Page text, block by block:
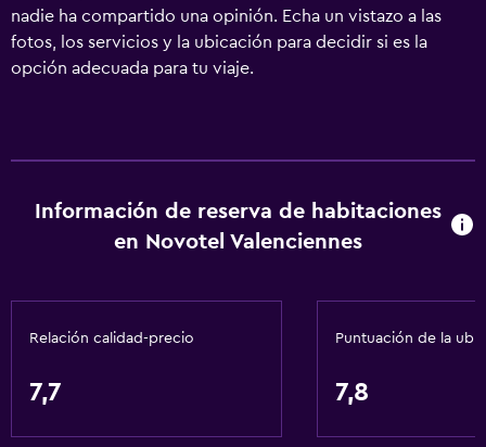
nadie ha compartido una opinión. Echa un vistazo a las
fotos, los servicios y la ubicación para decidir si es la
opción adecuada para tu viaje.
Información de reserva de habitaciones
en Novotel Valenciennes
Relación calidad-precio
7,7
Puntuación de la
7,8